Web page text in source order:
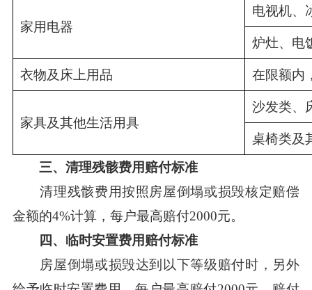
家用电器
电视机、
炉灶、电
衣物及床上用品 在限额内
家具及其他生活用具
沙发类、
桌椅类及
三、清理残骸费用赔付标准
清理残骸费用按照房屋倒塌或损毁核定赔偿
金额的4%计算，每户最高赔付2000元。
四、临时安置费用赔付标准
房屋倒塌或损毁达到以下等级赔付时，另外